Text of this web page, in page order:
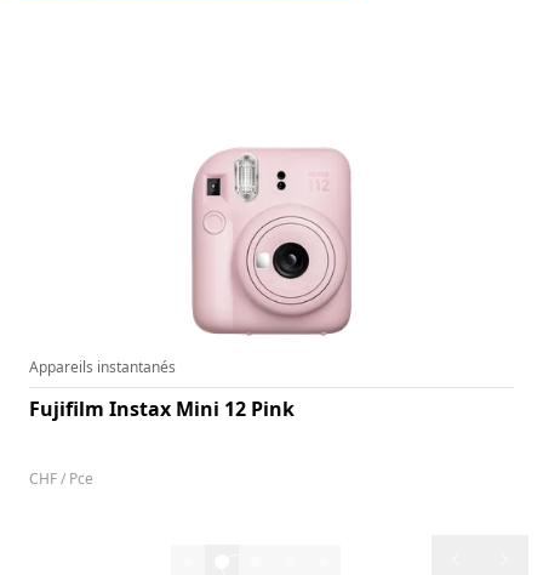
Appareils instantanés
Fujifilm Instax Mini 12 Pink
CHF / Pce